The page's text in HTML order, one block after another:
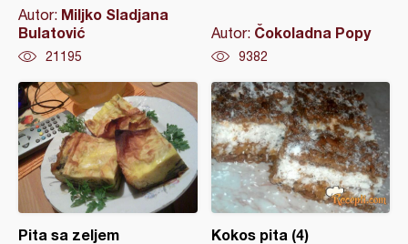
Autor: Miljko Sladjana
Bulatović
21195
Autor: Čokoladna Popy
9382
Pita sa zeljem Kokos pita (4)